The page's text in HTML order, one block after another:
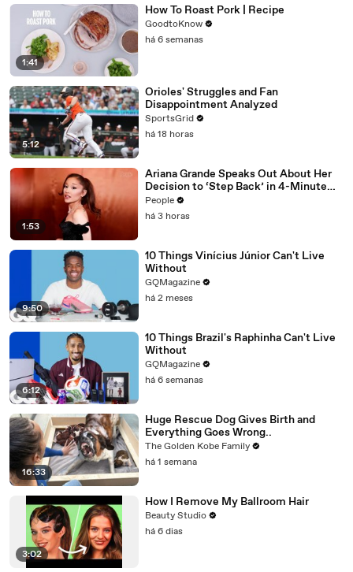
1:41
How To Roast Pork | Recipe
GoodtoKnow
há 6 semanas
5:12
Orioles' Struggles and Fan
Disappointment Analyzed
SportsGrid
há 18 horas
1:53
Ariana Grande Speaks Out About Her
Decision to ‘Step Back’ in 4-Minute
Mid-Show Speech in Chicago: ‘Not a
Reactive Thing’
People
há 3 horas
9:50
10 Things Vinícius Júnior Can't Live
Without
GQMagazine
há 2 meses
6:12
10 Things Brazil's Raphinha Can't Live
Without
GQMagazine
há 6 semanas
16:33
Huge Rescue Dog Gives Birth and
Everything Goes Wrong..
The Golden Kobe Family
há 1 semana
3:02
How I Remove My Ballroom Hair
Beauty Studio
há 6 dias